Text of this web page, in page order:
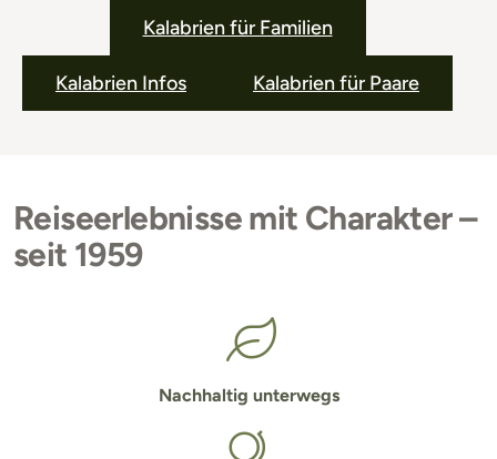
Kalabrien für Familien
Kalabrien Infos Kalabrien für Paare
Reiseerlebnisse mit Charakter –
seit 1959
Nachhaltig unterwegs